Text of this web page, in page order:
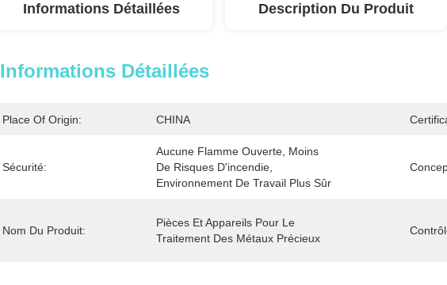
Informations Détaillées Description Du Produit
Informations Détaillées
Place Of Origin: CHINA
Sécurité:
Aucune Flamme Ouverte, Moins
De Risques D'incendie,
Environnement De Travail Plus Sûr
Nom Du Produit:
Pièces Et Appareils Pour Le
Traitement Des Métaux Précieux